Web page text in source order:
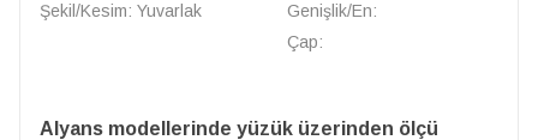
Şekil/Kesim: Yuvarlak
Genişlik/En:
Çap:
Alyans modellerinde yüzük üzerinden ölçü